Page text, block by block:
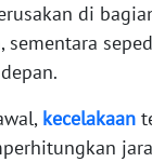
di
sementara
kecelakaan